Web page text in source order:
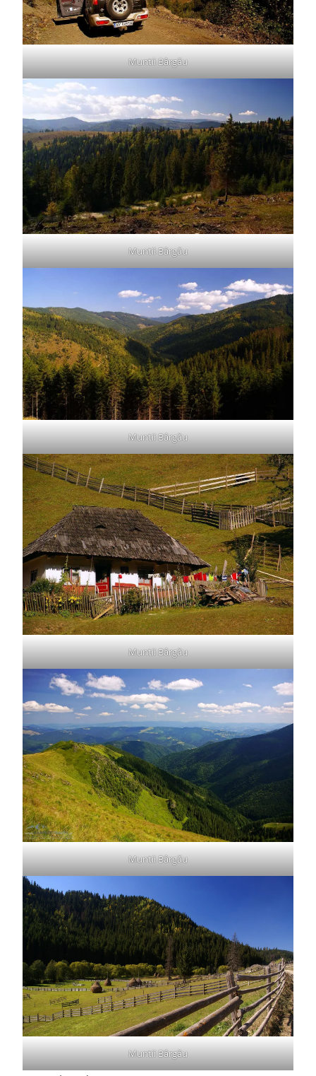
Muntii Bârgău
Muntii Bârgău
Muntii Bârgău
Muntii Bârgău
Muntii Bârgău
Muntii Bârgău